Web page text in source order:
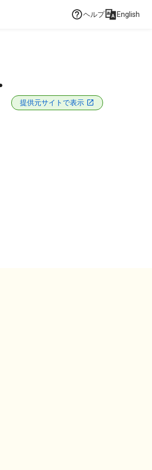
ヘルプ English
提供元サイトで表示